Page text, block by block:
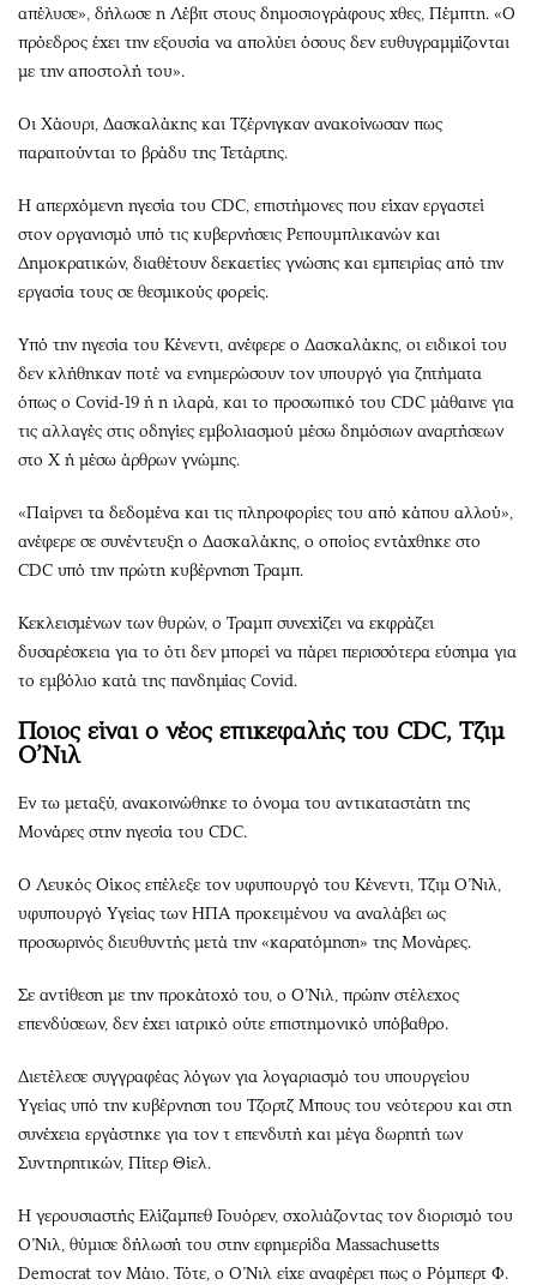
απέλυσε», δήλωσε η Λέβιτ στους δημοσιογράφους χθες, Πέμπτη. «Ο
πρόεδρος έχει την εξουσία να απολύει όσους δεν ευθυγραμμίζονται
με την αποστολή του».
Οι Χάουρι, Δασκαλάκης και Τζέρνιγκαν ανακοίνωσαν πως
παραιτούνται το βράδυ της Τετάρτης.
Η απερχόμενη ηγεσία του CDC, επιστήμονες που είχαν εργαστεί
στον οργανισμό υπό τις κυβερνήσεις Ρεπουμπλικανών και
Δημοκρατικών, διαθέτουν δεκαετίες γνώσης και εμπειρίας από την
εργασία τους σε θεσμικούς φορείς.
Υπό την ηγεσία του Κένεντι, ανέφερε ο Δασκαλάκης, οι ειδικοί του
δεν κλήθηκαν ποτέ να ενημερώσουν τον υπουργό για ζητήματα
όπως ο Covid-19 ή η ιλαρά, και το προσωπικό του CDC μάθαινε για
τις αλλαγές στις οδηγίες εμβολιασμού μέσω δημόσιων αναρτήσεων
στο X ή μέσω άρθρων γνώμης.
«Παίρνει τα δεδομένα και τις πληροφορίες του από κάπου αλλού»,
ανέφερε σε συνέντευξη ο Δασκαλάκης, ο οποίος εντάχθηκε στο
CDC υπό την πρώτη κυβέρνηση Τραμπ.
Κεκλεισμένων των θυρών, ο Τραμπ συνεχίζει να εκφράζει
δυσαρέσκεια για το ότι δεν μπορεί να πάρει περισσότερα εύσημα για
το εμβόλιο κατά της πανδημίας Covid.
Ποιος είναι ο νέος επικεφαλής του CDC, Τζιμ
Ο’Νιλ
Εν τω μεταξύ, ανακοινώθηκε το όνομα του αντικαταστάτη της
Μονάρες στην ηγεσία του CDC.
Ο Λευκός Οίκος επέλεξε τον υφυπουργό του Κένεντι, Τζιμ Ο’Νιλ,
υφυπουργό Υγείας των ΗΠΑ προκειμένου να αναλάβει ως
προσωρινός διευθυντής μετά την «καρατόμηση» της Μονάρες.
Σε αντίθεση με την προκάτοχό του, ο Ο’Νιλ, πρώην στέλεχος
επενδύσεων, δεν έχει ιατρικό ούτε επιστημονικό υπόβαθρο.
Διετέλεσε συγγραφέας λόγων για λογαριασμό του υπουργείου
Υγείας υπό την κυβέρνηση του Τζορτζ Μπους του νεότερου και στη
συνέχεια εργάστηκε για τον τ επενδυτή και μέγα δωρητή των
Συντηρητικών, Πίτερ Θίελ.
Η γερουσιαστής Ελίζαμπεθ Γουόρεν, σχολιάζοντας τον διορισμό του ​
Ο’Νιλ, θύμισε δήλωσή του στην εφημερίδα Massachusetts
Democrat τον Μάιο. Τότε, ο Ο’Νιλ είχε αναφέρει πως ο Ρόμπερτ Φ.